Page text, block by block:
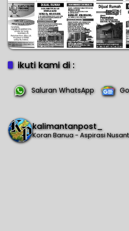
ikuti kami di :
Saluran WhatsApp
kalimantanpost_
Koran Banua - Aspirasi